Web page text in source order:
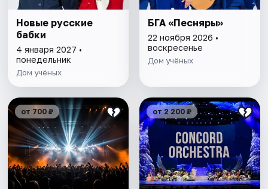
Новые русские
бабки
4 января 2027 •
понедельник
Дом учёных
БГА «Песняры»
22 ноября 2026 •
воскресенье
Дом учёных
от 700 ₽ от 2 200 ₽